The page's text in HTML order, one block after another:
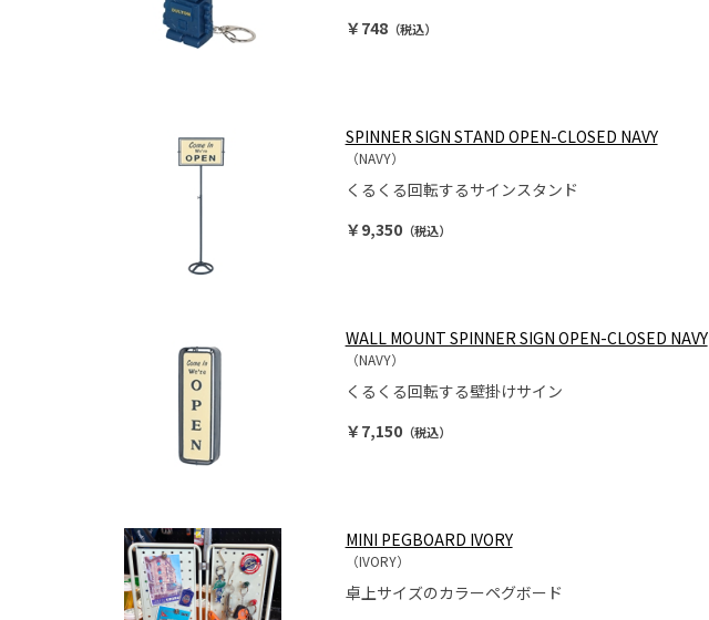
￥748（税込）
SPINNER SIGN STAND OPEN-CLOSED NAVY
（NAVY）
くるくる回転するサインスタンド
￥9,350（税込）
WALL MOUNT SPINNER SIGN OPEN-CLOSED NAVY
（NAVY）
くるくる回転する壁掛けサイン
￥7,150（税込）
MINI PEGBOARD IVORY
（IVORY）
卓上サイズのカラーペグボード